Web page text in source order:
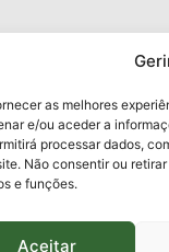
as melhores
e/ou aceder a
processar dados,
Não consentir ou
e funções.
Aceitar